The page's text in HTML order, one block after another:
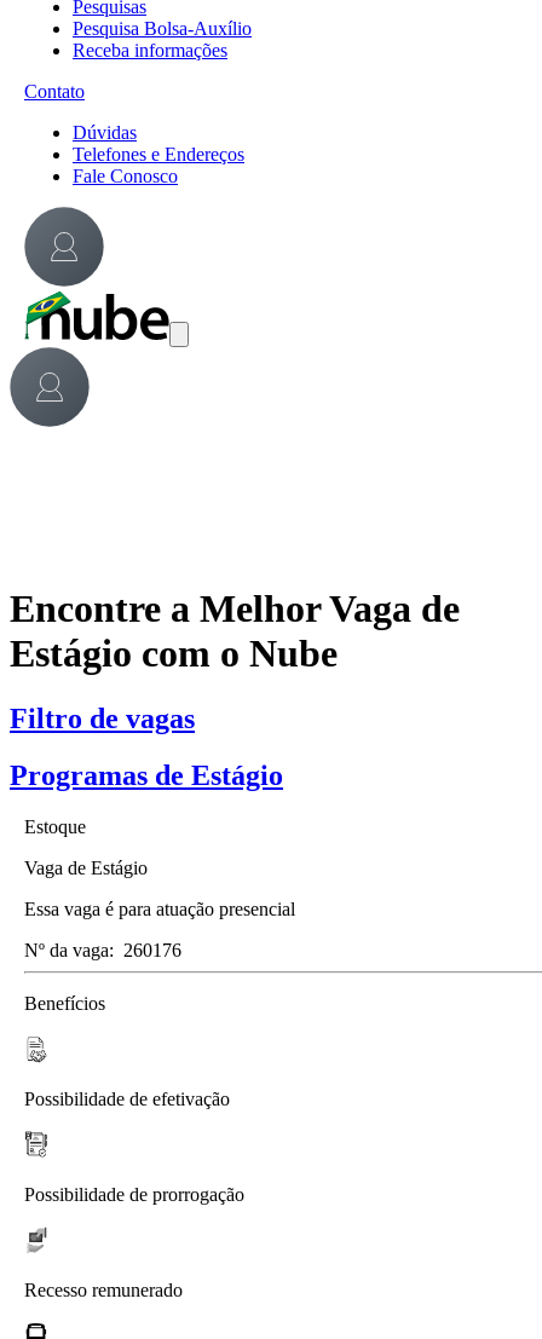
Pesquisas
Pesquisa Bolsa-Auxílio
Receba informações
Contato
Dúvidas
Telefones e Endereços
Fale Conosco
Encontre a Melhor Vaga de
Estágio com o Nube
Filtro de vagas
Programas de Estágio
Estoque
Vaga de Estágio
Essa vaga é para atuação presencial
Nº da vaga: 260176
Benefícios
Possibilidade de efetivação
Possibilidade de prorrogação
Recesso remunerado